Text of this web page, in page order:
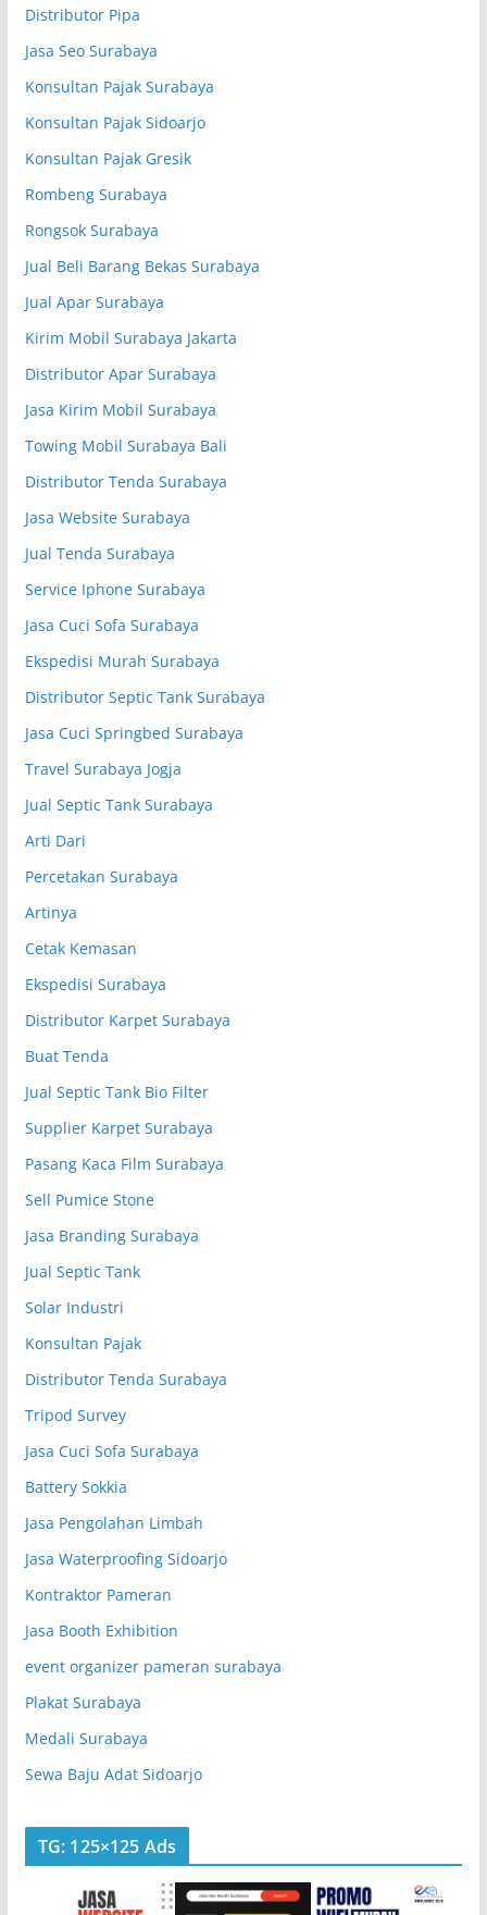
Distributor Pipa
Jasa Seo Surabaya
Konsultan Pajak Surabaya
Konsultan Pajak Sidoarjo
Konsultan Pajak Gresik
Rombeng Surabaya
Rongsok Surabaya
Jual Beli Barang Bekas Surabaya
Jual Apar Surabaya
Kirim Mobil Surabaya Jakarta
Distributor Apar Surabaya
Jasa Kirim Mobil Surabaya
Towing Mobil Surabaya Bali
Distributor Tenda Surabaya
Jasa Website Surabaya
Jual Tenda Surabaya
Service Iphone Surabaya
Jasa Cuci Sofa Surabaya
Ekspedisi Murah Surabaya
Distributor Septic Tank Surabaya
Jasa Cuci Springbed Surabaya
Travel Surabaya Jogja
Jual Septic Tank Surabaya
Arti Dari
Percetakan Surabaya
Artinya
Cetak Kemasan
Ekspedisi Surabaya
Distributor Karpet Surabaya
Buat Tenda
Jual Septic Tank Bio Filter
Supplier Karpet Surabaya
Pasang Kaca Film Surabaya
Sell Pumice Stone
Jasa Branding Surabaya
Jual Septic Tank
Solar Industri
Konsultan Pajak
Distributor Tenda Surabaya
Tripod Survey
Jasa Cuci Sofa Surabaya
Battery Sokkia
Jasa Pengolahan Limbah
Jasa Waterproofing Sidoarjo
Kontraktor Pameran
Jasa Booth Exhibition
event organizer pameran surabaya
Plakat Surabaya
Medali Surabaya
Sewa Baju Adat Sidoarjo
TG: 125×125 Ads